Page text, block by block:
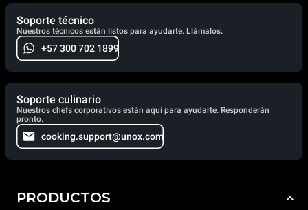
Soporte técnico
Nuestros técnicos están listos para ayudarte. Llámalos.
+57 300 702 1899
Soporte culinario
Nuestros chefs corporativos están aquí para ayudarte. Responderán
pronto.
cooking.support@unox.com
PRODUCTOS